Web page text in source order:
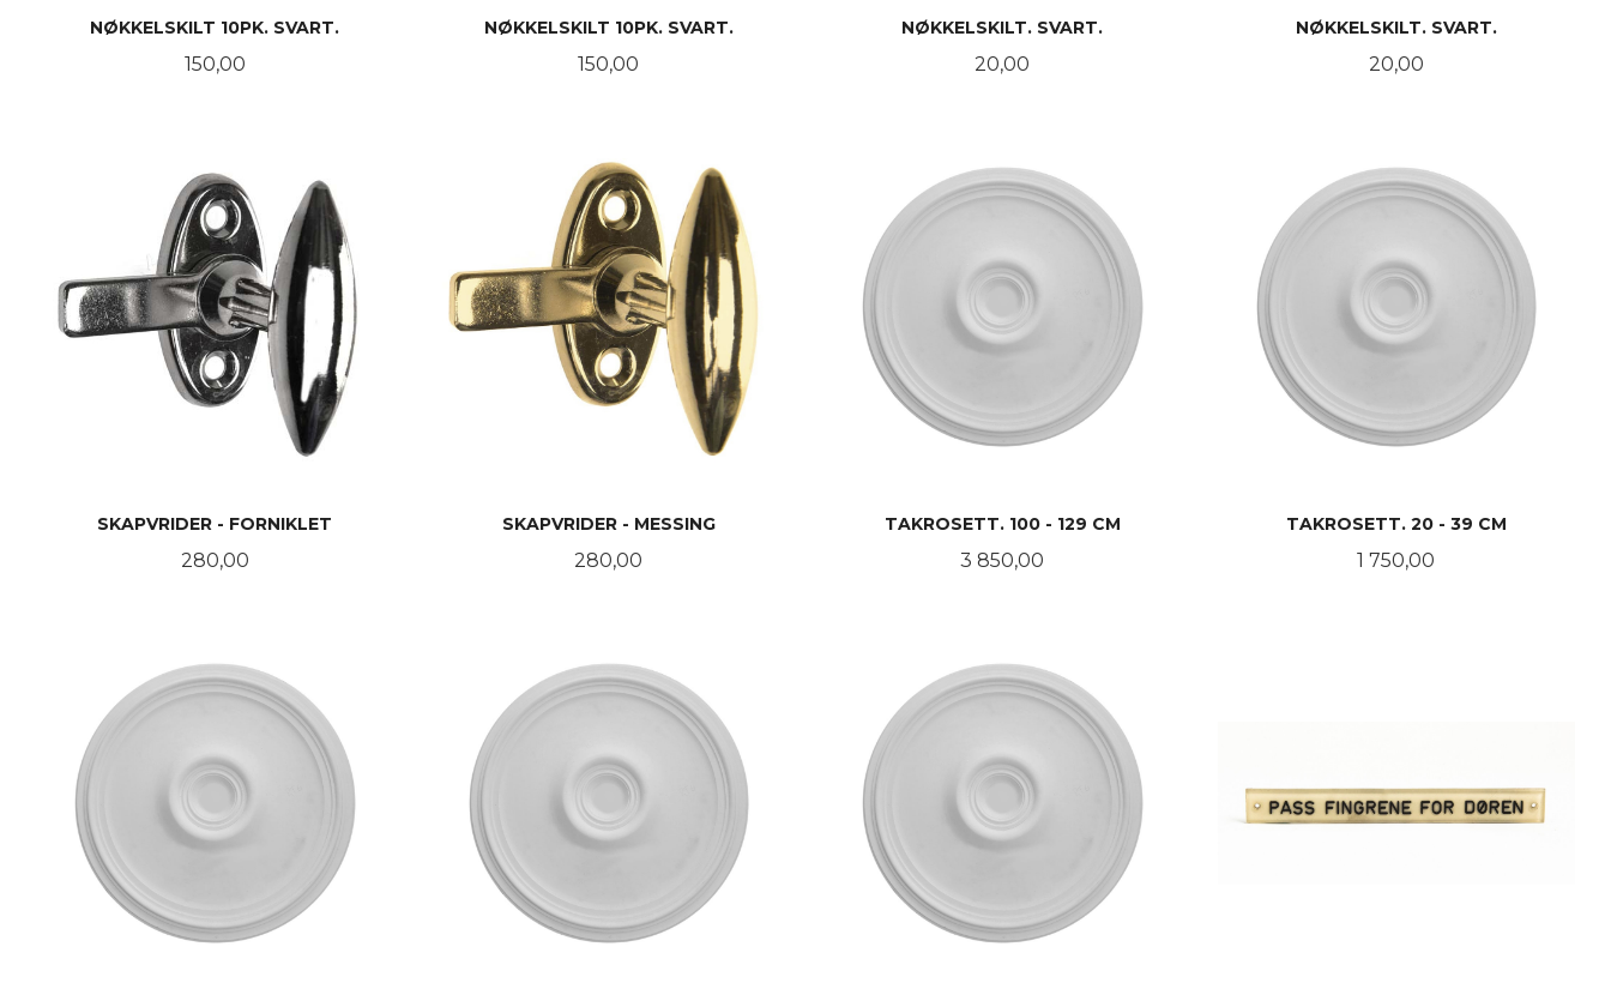
NØKKELSKILT 10PK. SVART.
Pris
150,00
NØKKELSKILT 10PK. SVART.
Pris
150,00
NØKKELSKILT. SVART.
Pris
20,00
NØKKELSKILT. SVART.
Pris
20,00
SKAPVRIDER - FORNIKLET
Pris
280,00
SKAPVRIDER - MESSING
Pris
280,00
TAKROSETT. 100 - 129 CM
Pris
3 850,00
TAKROSETT. 20 - 39 CM
Pris
1 750,00